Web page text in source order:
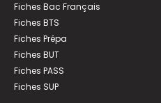
Fiches Bac Français
Fiches BTS
Fiches Prépa
Fiches BUT
Fiches PASS
Fiches SUP